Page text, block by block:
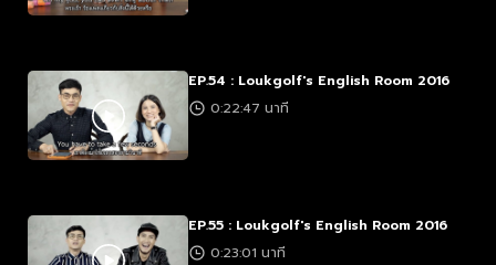
EP.54 : Loukgolf's English Room 2016
0:22:47 นาที
EP.55 : Loukgolf's English Room 2016
0:23:01 นาที